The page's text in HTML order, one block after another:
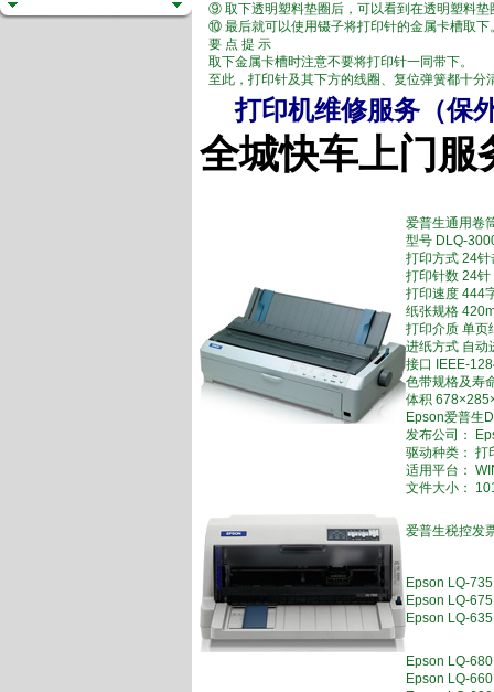
⑨ 取下透明塑料垫圈后，可以看到在透明塑料
⑩ 最后就可以使用镊子将打印针的金属卡槽取下
要 点 提 示
取下金属卡槽时注意不要将打印针一同带下。
至此，打印针及其下方的线圈、复位弹簧都十分
打印机维修服务（保
全城快车上门服
爱普生通用卷
型号 DLQ-
打印方式 24针
打印针数 24针
打印速度 444
纸张规格
打印介质 单页
进纸方式 自动
接口 IEEE-
色带规格及寿
体积
Epson爱普生
发布公司：
驱动种类： 打
适用平台：
文件大小：
爱普生税控发
Epson LQ-
Epson LQ-
Epson LQ-
Epson LQ-
Epson LQ-